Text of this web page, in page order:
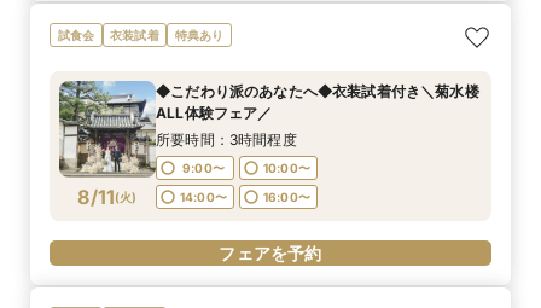
試食会 衣装試着 特典あり
8/11(火)
◆こだわり派のあなたへ◆衣装試着付き＼菊水楼
ALL体験フェア／
所要時間：3時間程度
9:00〜
10:00〜
14:00〜
16:00〜
フェアを予約